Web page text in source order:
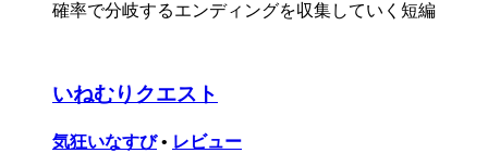
確率で分岐するエンディングを収集していく短編
いねむりクエスト
気狂いなすび • レビュー